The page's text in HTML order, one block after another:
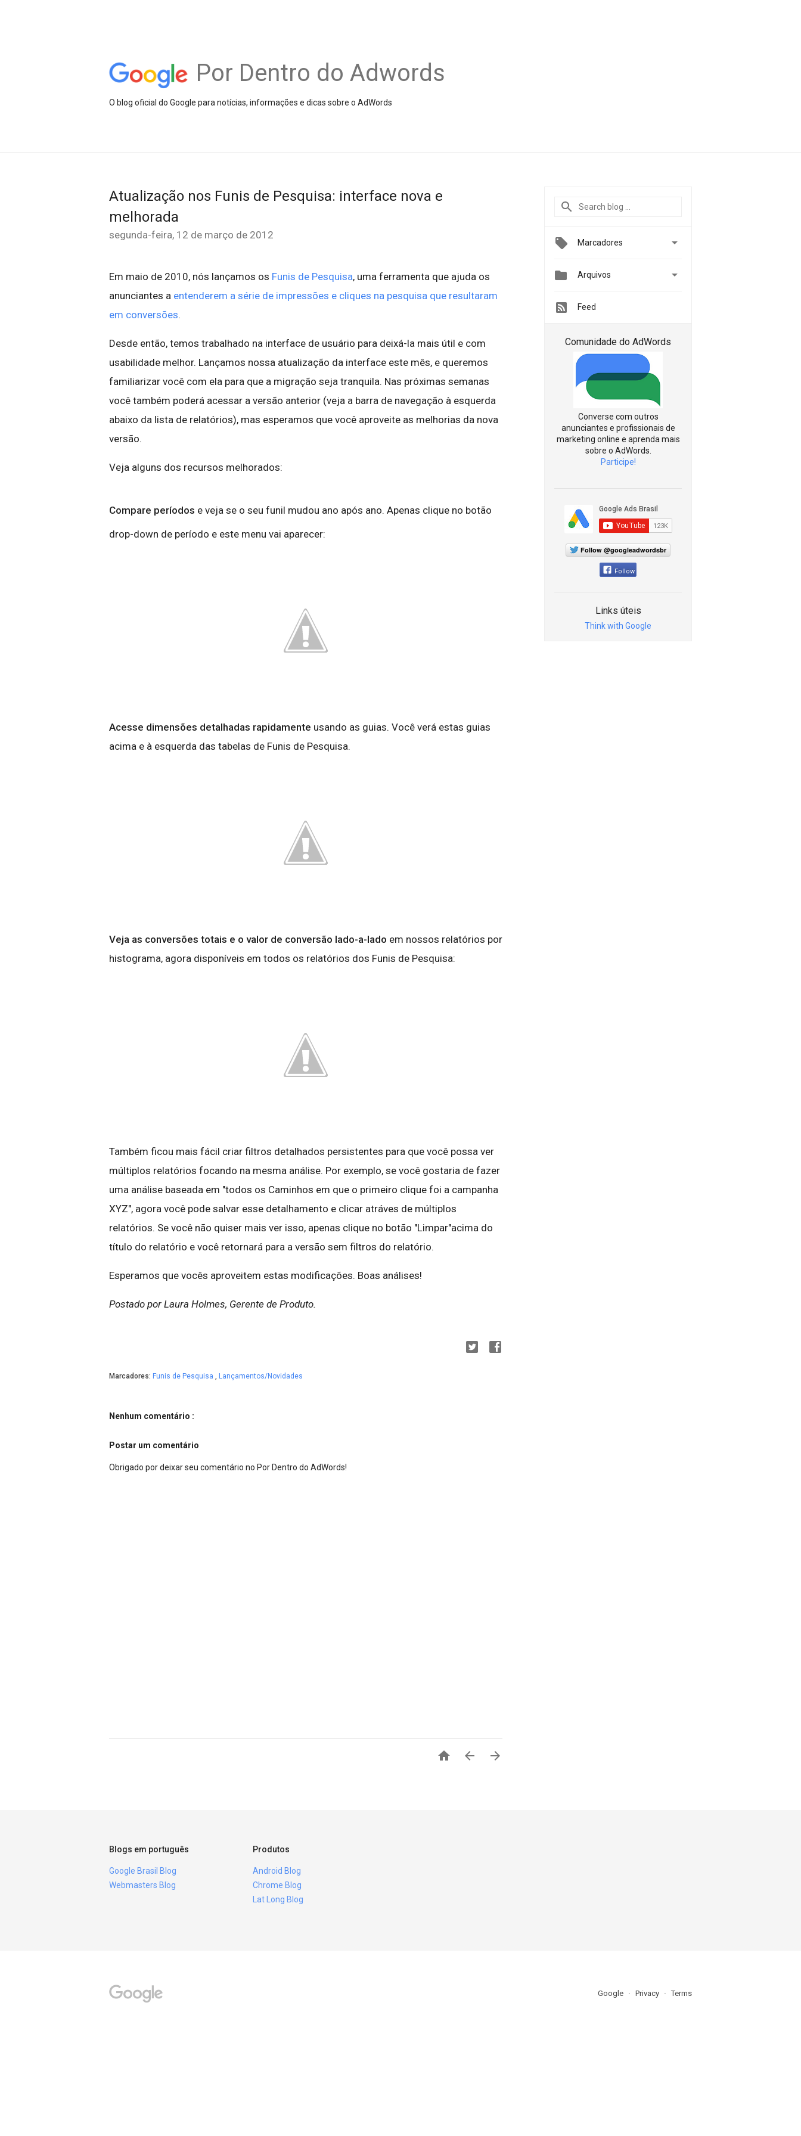
Por Dentro do Adwords
O blog oficial do Google para notícias, informações e dicas sobre o AdWords
Atualização nos Funis de Pesquisa: interface nova e
melhorada
segunda-feira, 12 de março de 2012
Em maio de 2010, nós lançamos os Funis de Pesquisa, uma ferramenta que ajuda os
anunciantes a entenderem a série de impressões e cliques na pesquisa que resultaram
em conversões.
Desde então, temos trabalhado na interface de usuário para deixá-la mais útil e com
usabilidade melhor. Lançamos nossa atualização da interface este mês, e queremos
familiarizar você com ela para que a migração seja tranquila. Nas próximas semanas
você também poderá acessar a versão anterior (veja a barra de navegação à esquerda
abaixo da lista de relatórios), mas esperamos que você aproveite as melhorias da nova
versão.
Veja alguns dos recursos melhorados:
Compare períodos e veja se o seu funil mudou ano após ano. Apenas clique no botão
drop-down de período e este menu vai aparecer:
Acesse dimensões detalhadas rapidamente usando as guias. Você verá estas guias
acima e à esquerda das tabelas de Funis de Pesquisa.
Veja as conversões totais e o valor de conversão lado-a-lado em nossos relatórios por
histograma, agora disponíveis em todos os relatórios dos Funis de Pesquisa:
Também ficou mais fácil criar filtros detalhados persistentes para que você possa ver
múltiplos relatórios focando na mesma análise. Por exemplo, se você gostaria de fazer
uma análise baseada em "todos os Caminhos em que o primeiro clique foi a campanha
XYZ", agora você pode salvar esse detalhamento e clicar atráves de múltiplos
relatórios. Se você não quiser mais ver isso, apenas clique no botão "Limpar"acima do
título do relatório e você retornará para a versão sem filtros do relatório.
Esperamos que vocês aproveitem estas modificações. Boas análises!
Postado por Laura Holmes, Gerente de Produto.
Marcadores: Funis de Pesquisa , Lançamentos/Novidades
Nenhum comentário :
Postar um comentário
Obrigado por deixar seu comentário no Por Dentro do AdWords!
  
Marcadores 
 Arquivos 
Feed
Comunidade do AdWords
Converse com outros
anunciantes e profissionais de
marketing online e aprenda mais
sobre o AdWords.
Participe!
Follow @googleadwordsbr
Follow
Links úteis
Think with Google
Blogs em português
Google Brasil Blog
Webmasters Blog
Produtos
Android Blog
Chrome Blog
Lat Long Blog
Google Privacy Terms